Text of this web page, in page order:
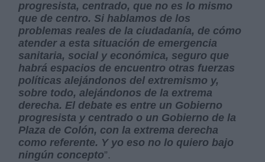
progresista, centrado, que no es lo mismo
que de centro. Si hablamos de los
problemas reales de la ciudadanía, de cómo
atender a esta situación de emergencia
sanitaria, social y económica, seguro que
habrá espacios de encuentro otras fuerzas
políticas alejándonos del extremismo y,
sobre todo, alejándonos de la extrema
derecha. El debate es entre un Gobierno
progresista y centrado o un Gobierno de la
Plaza de Colón, con la extrema derecha
como referente. Y yo eso no lo quiero bajo
ningún concepto”.